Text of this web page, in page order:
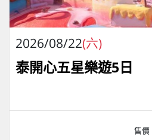
2026/08/22(六)
泰開心五星樂遊5日
售價